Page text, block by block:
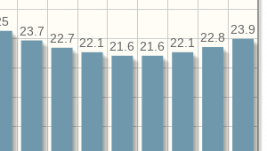
23.9
22.8
22.1
21.6
21.6
22.1
22.7
23.7